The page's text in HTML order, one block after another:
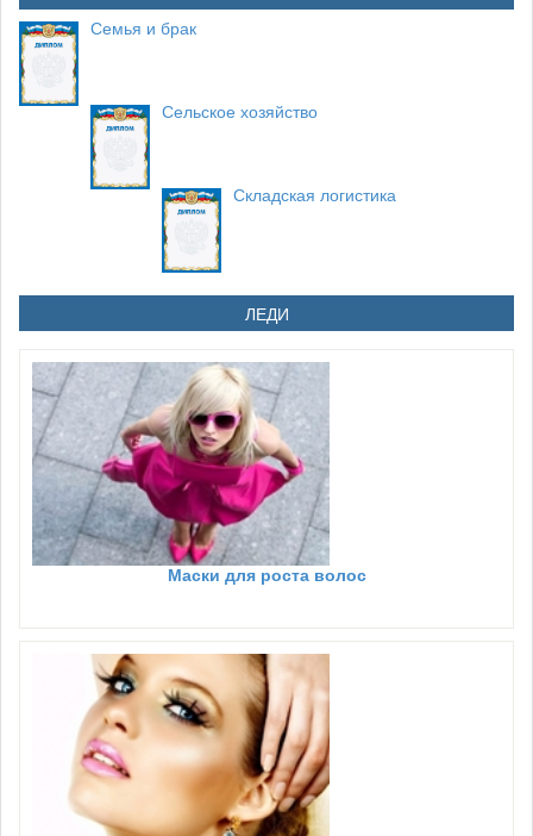
Семья и брак
Сельское хозяйство
Складская логистика
ЛЕДИ
Маски для роста волос